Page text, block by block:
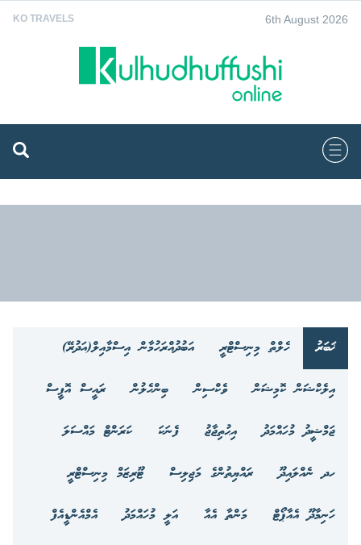
KO TRAVELS 6th August 2026
ޚަބަރު ހެލްތް މިނިސްޓްރީ
އަބުދުއްރަހުމާން އިސްމާއިލް(އަދުރޭ)
އިލެކްޝަން ކޮމިޝަން
ވެކްސިން ބިންހެލުން
ރައީސް އޮފީސް
ޖަމްޝީދު މުހައްމަދު
އިޙުތިޖާޖު ފެނަކަ
ކަރަންޓް މައްސަލަ
ހދ ނެއްލައިދޫ
ރައްޔިތުންގެ މަޖިލިސް
ޓޫރިޒަމް މިނިސްޓްރީ
ހަނިމާދޫ އެއާޕޯޓް
މަންތާ އެއާ އަލީ މުހައްމަދު
އެމްއެންޑީއެފް